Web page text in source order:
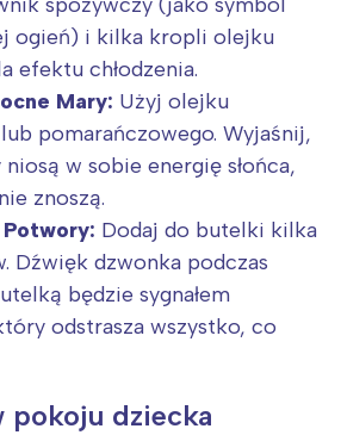
ogień) i kilka kropli olejku
efektu chłodzenia.
Mary: Użyj olejku
pomarańczowego. Wyjaśnij,
w sobie energię słońca,
znoszą.
Potwory: Dodaj do butelki kilka
Dźwięk dzwonka podczas
będzie sygnałem
odstrasza wszystko, co
pokoju dziecka